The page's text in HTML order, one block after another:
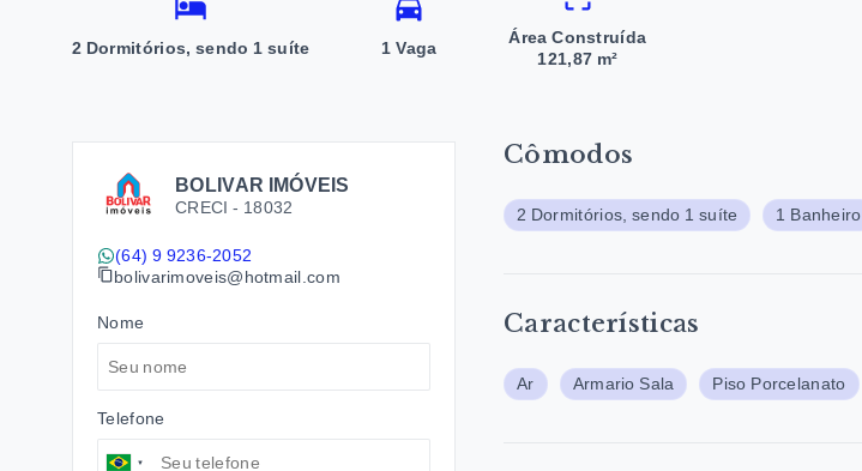
2 Dormitórios, sendo 1 suíte 1 Vaga
Área Construída
121,87 m²
BOLIVAR IMÓVEIS
CRECI - 18032
(64) 9 9236-2052
bolivarimoveis@hotmail.com
Nome
Telefone
Cômodos
2 Dormitórios, sendo 1 suíte 1 Banheiro
Características
Ar Armario Sala Piso Porcelanato